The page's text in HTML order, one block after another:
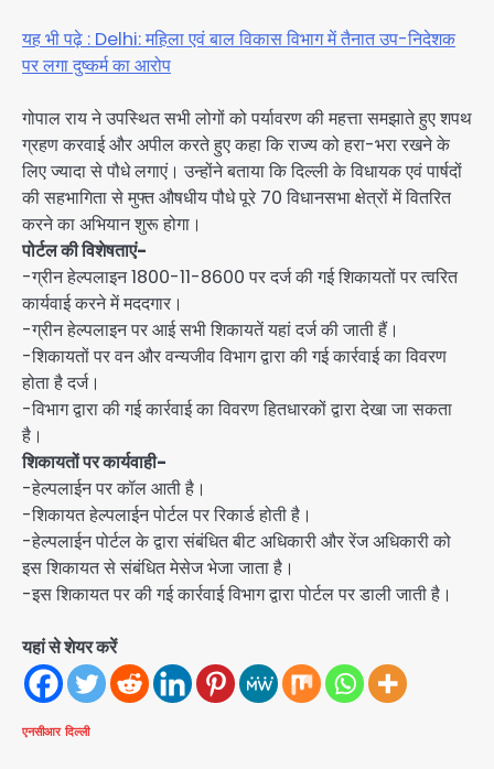
यह भी पढ़े : Delhi: महिला एवं बाल विकास विभाग में तैनात उप-निदेशक
पर लगा दुष्कर्म का आरोप
गोपाल राय ने उपस्थित सभी लोगों को पर्यावरण की महत्ता समझाते हुए शपथ
ग्रहण करवाई और अपील करते हुए कहा कि राज्य को हरा-भरा रखने के
लिए ज्यादा से पौधे लगाएं। उन्होंने बताया कि दिल्ली के विधायक एवं पार्षदों
की सहभागिता से मुफ्त औषधीय पौधे पूरे 70 विधानसभा क्षेत्रों में वितरित
करने का अभियान शुरू होगा।
पोर्टल की विशेषताएं-
-ग्रीन हेल्पलाइन 1800-11-8600 पर दर्ज की गई शिकायतों पर त्वरित
कार्यवाई करने में मददगार।
-ग्रीन हेल्पलाइन पर आई सभी शिकायतें यहां दर्ज की जाती हैं।
-शिकायतों पर वन और वन्यजीव विभाग द्वारा की गई कार्रवाई का विवरण
होता है दर्ज।
-विभाग द्वारा की गई कार्रवाई का विवरण हितधारकों द्वारा देखा जा सकता
है।
शिकायतों पर कार्यवाही-
-हेल्पलाईन पर कॉल आती है।
-शिकायत हेल्पलाईन पोर्टल पर रिकार्ड होती है।
-हेल्पलाईन पोर्टल के द्वारा संबंधित बीट अधिकारी और रेंज अधिकारी को
इस शिकायत से संबंधित मेसेज भेजा जाता है।
-इस शिकायत पर की गई कार्रवाई विभाग द्वारा पोर्टल पर डाली जाती है।
यहां से शेयर करें
एनसीआर दिल्ली